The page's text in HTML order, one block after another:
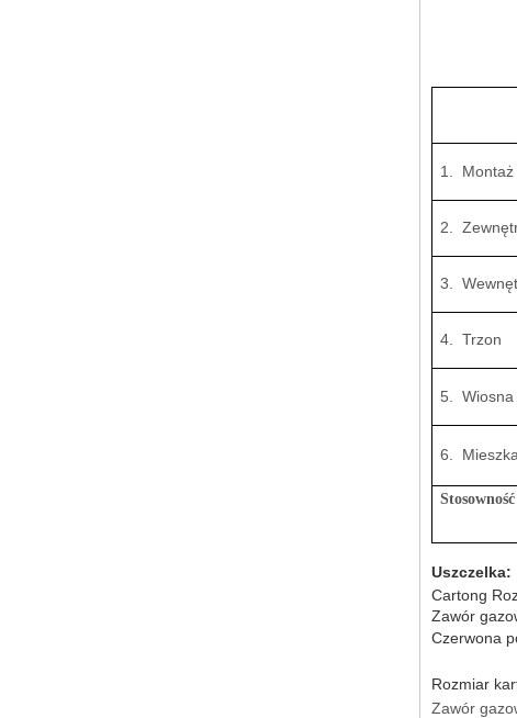
1. Montaż
2.
3.
4. Trzon
5. Wiosna
6.
Uszczelka:
Cartong
Zawór
Czerwona
Rozmiar
Zawór